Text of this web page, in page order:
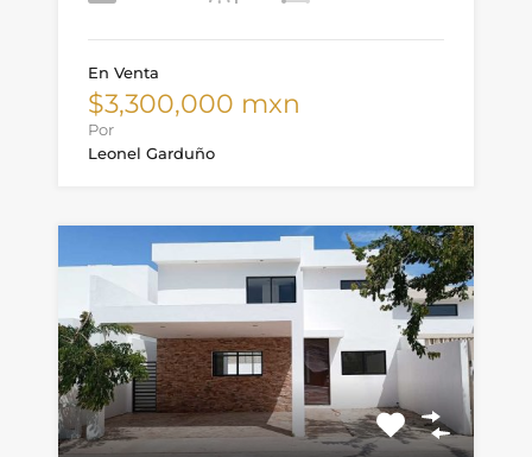
En Venta
$3,300,000 mxn
Por
Leonel Garduño